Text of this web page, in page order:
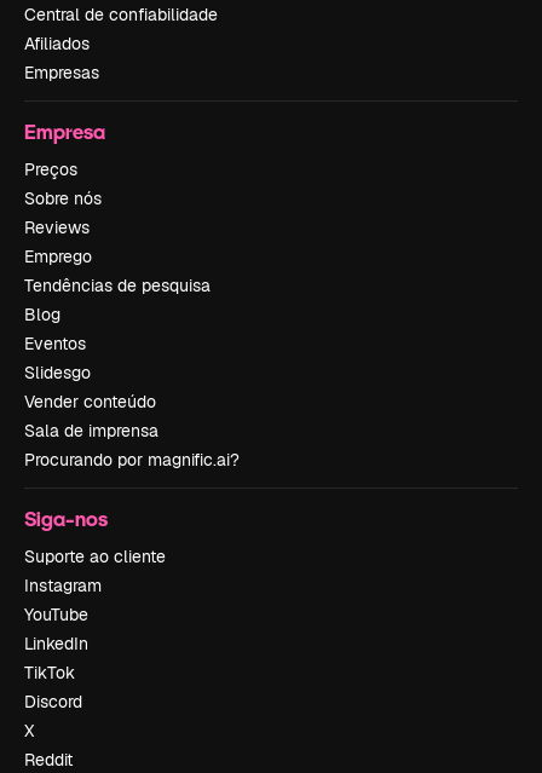
Central de confiabilidade
Afiliados
Empresas
Empresa
Preços
Sobre nós
Reviews
Emprego
Tendências de pesquisa
Blog
Eventos
Slidesgo
Vender conteúdo
Sala de imprensa
Procurando por magnific.ai?
Siga-nos
Suporte ao cliente
Instagram
YouTube
LinkedIn
TikTok
Discord
X
Reddit